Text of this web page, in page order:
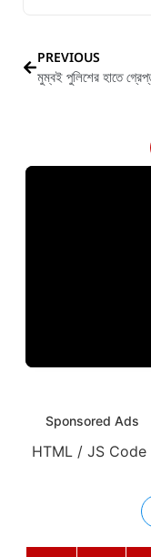
PREVIOUS
Sponsored Ads
HTML / JS Code